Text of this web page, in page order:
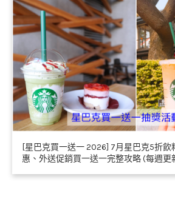
[星巴克買一送一 2026] 7月星巴克5折飲
惠、外送促銷買一送一完整攻略 (每週更